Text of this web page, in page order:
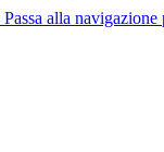
Passa alla